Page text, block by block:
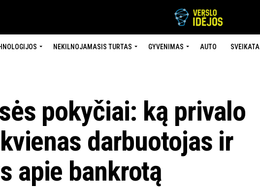
NEKILNOJAMASIS TURTAS GYVENIMAS AUTO SVEIKATA
pokyčiai: ką privalo
darbuotojas ir
apie bankrotą